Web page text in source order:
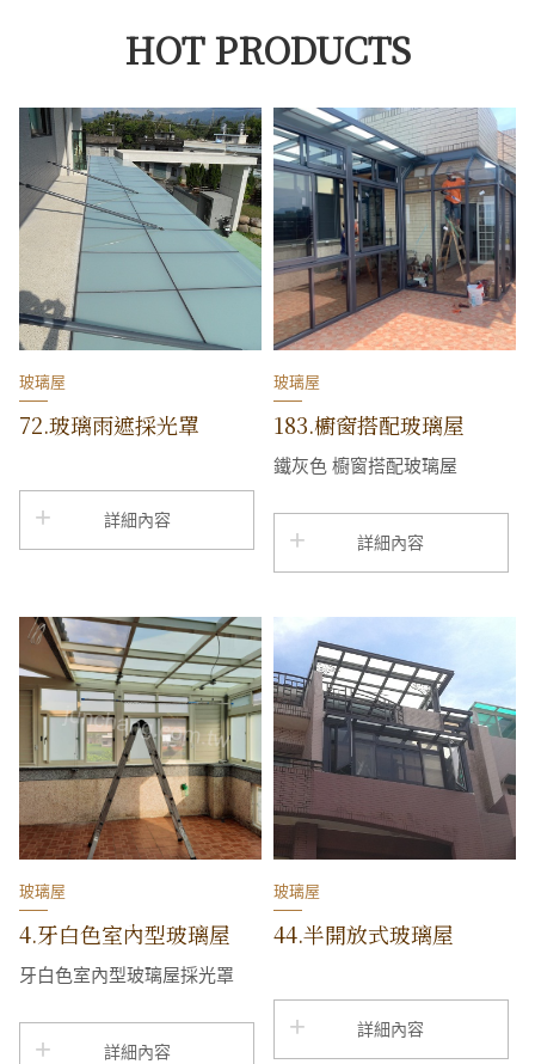
HOT PRODUCTS
玻璃屋
72.玻璃雨遮採光罩
詳細內容
玻璃屋
183.櫥窗搭配玻璃屋
鐵灰色 櫥窗搭配玻璃屋
詳細內容
玻璃屋
4.牙白色室內型玻璃屋
牙白色室內型玻璃屋採光罩
詳細內容
玻璃屋
44.半開放式玻璃屋
詳細內容